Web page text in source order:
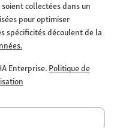
soient collectées dans un
pour optimiser
spécificités découlent de la
Enterprise. Politique de